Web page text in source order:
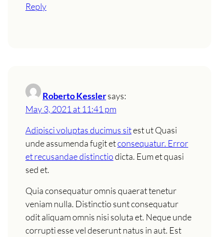
Reply
Roberto Kesslersays:
May 3, 2021 at 11:41 pm
Adipisci voluptas ducimus sitest ut Quasi
unde assumenda fugit etconsequatur. Error
et recusandae distinctiodicta. Eum et quasi
sed et.
Quia consequatur omnis quaerat tenetur
veniam nulla. Distinctio sunt consequatur
odit aliquam omnis nisi soluta et. Neque unde
corrupti esse vel deserunt natus in aut. Est